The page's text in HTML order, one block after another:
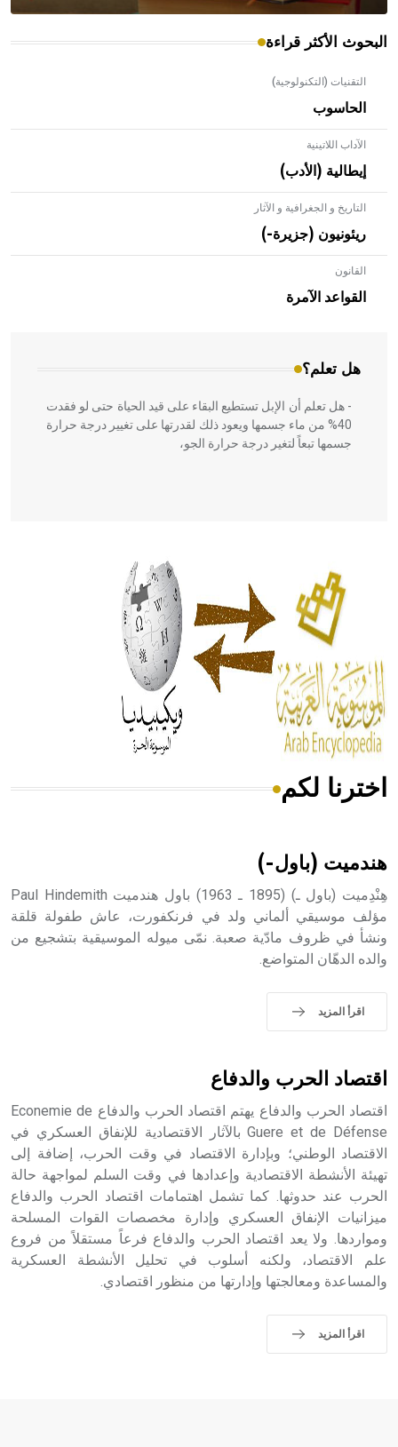
البحوث الأكثر قراءة
التقنيات (التكنولوجية)
الحاسوب
الآداب اللاتينية
إيطالية (الأدب)
التاريخ و الجغرافية و الآثار
ريئونيون (جزيرة-)
القانون
القواعد الآمرة
هل تعلم؟
- هل تعلم أن الأبلق نوع من الفنون الهندسية التي ارتبطت
بالعمارة الإسلامية في بلاد الشام ومصر خاصة، حيث يحرص
المعمار على بناء مداميكه وخاصة في الواجهات
- هل تعلم أن الإبل تستطيع البقاء على قيد الحياة حتى لو فقدت
40% من ماء جسمها ويعود ذلك لقدرتها على تغيير درجة حرارة
جسمها تبعاً لتغير درجة حرارة الجو،
الحكم، الأدلة، تنظيم التغذية، ورسالته في جروح الرأس. ويعود
له الفضل بأنه حرر الطب من الدين والفلسفة.
- هل تعلم أن المرجان إفراز حيواني يتكون في البحر ويتركب
من مادة كربونات الكلسيوم، وهو أحمر أو شديد الحمرة وهو
أجود أنواعه، ويمتاز بكبر الحجم ويسمى الش
هل تعلم أن الأبسيد كلمة فرنسية اللفظ تم اعتمادها مصطلحاً
- هل تعلم أن أبجر Abgar اسم معروف جيداً يعود إلى عدد من
الملوك الذين حكموا مدينة إديسا (الرها) من أبجر الأول وحتى
sign تكتب منفصلة غير متصلة، وتعتمد المبدأ الأكوروفوني،
حيث تقتصر القيمة الصوتية للعلامة الك
اخترنا لكم
هندميت (باول-)
هِنْدِميت (باول ـ) (1895 ـ 1963) باول هندميت Paul Hindemith
مؤلف موسيقي ألماني ولد في فرنكفورت، عاش طفولة قلقة
ونشأ في ظروف مادّية صعبة. نمّى ميوله الموسيقية بتشجيع من
والده الدهّان المتواضع.
اقرأ المزيد
اقتصاد الحرب والدفاع
اقتصاد الحرب والدفاع يهتم اقتصاد الحرب والدفاع Econemie de
Guere et de Défense بالآثار الاقتصادية للإنفاق العسكري في
الاقتصاد الوطني؛ وبإدارة الاقتصاد في وقت الحرب، إضافة إلى
تهيئة الأنشطة الاقتصادية وإعدادها في وقت السلم لمواجهة حالة
الحرب عند حدوثها. كما تشمل اهتمامات اقتصاد الحرب والدفاع
ميزانيات الإنفاق العسكري وإدارة مخصصات القوات المسلحة
ومواردها. ولا يعد اقتصاد الحرب والدفاع فرعاً مستقلاً من فروع
علم الاقتصاد، ولكنه أسلوب في تحليل الأنشطة العسكرية
والمساعدة ومعالجتها وإدارتها من منظور اقتصادي.
اقرأ المزيد